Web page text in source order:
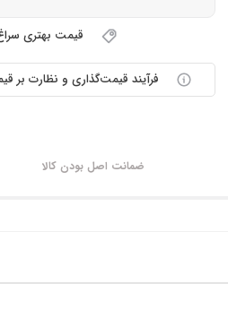
قیمت بهتری
فرآیند قیمت‌گذاری و نظارت بر
ضمانت اصل بودن کالا